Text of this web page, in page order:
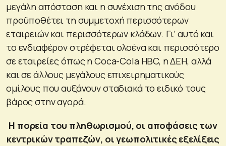
μεγάλη απόσταση και η συνέχιση της ανόδου
προϋποθέτει τη συμμετοχή περισσότερων
εταιρειών και περισσότερων κλάδων. Γι’ αυτό και
το ενδιαφέρον στρέφεται ολοένα και περισσότερο
σε εταιρείες όπως η Coca-Cola HBC, η ΔΕΗ, αλλά
και σε άλλους μεγάλους επιχειρηματικούς
ομίλους που αυξάνουν σταδιακά το ειδικό τους
βάρος στην αγορά.
Η πορεία του πληθωρισμού, οι αποφάσεις των
κεντρικών τραπεζών, οι γεωπολιτικές εξελίξεις